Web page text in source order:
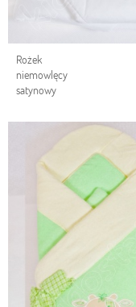
Rożek
niemowlęcy
satynowy